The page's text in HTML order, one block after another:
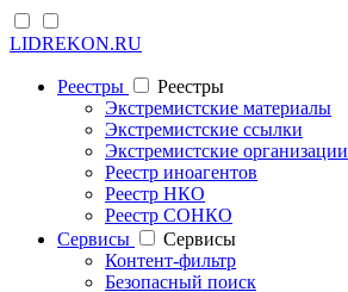
LIDREKON.RU
Реестры
Реестры
Экстремистские материалы
Экстремистские ссылки
Экстремистские организации
Реестр иноагентов
Реестр НКО
Реестр СОНКО
Cервисы
Cервисы
Контент-фильтр
Безопасный поиск